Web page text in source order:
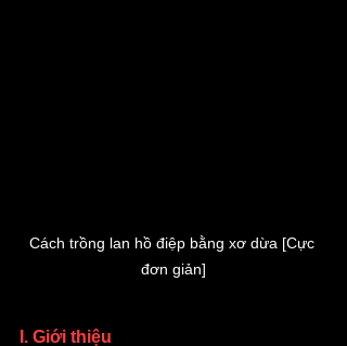
Cách trồng lan hồ điệp bằng xơ dừa [Cực
đơn giản]
I. Giới thiệu